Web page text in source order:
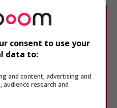
n'a produit aucun
recherche.
temps utiliser nos
votre profil
en vousinscrivant
consent to use your
data to:
and content, advertising and
research and